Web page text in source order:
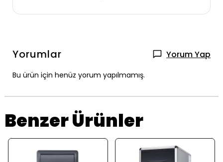
Yorumlar Yorum Yap
Bu ürün için henüz yorum yapılmamış.
Benzer Ürünler